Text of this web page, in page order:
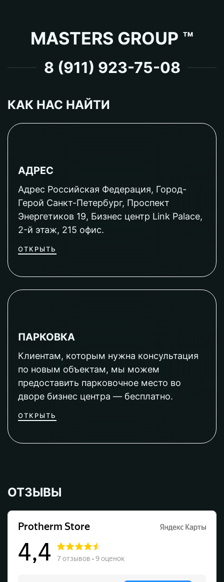
MASTERS GROUP ™
8 (911) 923-75-08
КАК НАС НАЙТИ
АДРЕС
Адрес Российская Федерация, Город-
Герой Санкт-Петербург, Проспект
Энергетиков 19, Бизнес центр Link Palace,
2-й этаж, 215 офис.
ОТКРЫТЬ
ПАРКОВКА
Клиентам, которым нужна консультация
по новым объектам, мы можем
предоставить парковочное место во
дворе бизнес центра — бесплатно.
ОТКРЫТЬ
ОТЗЫВЫ